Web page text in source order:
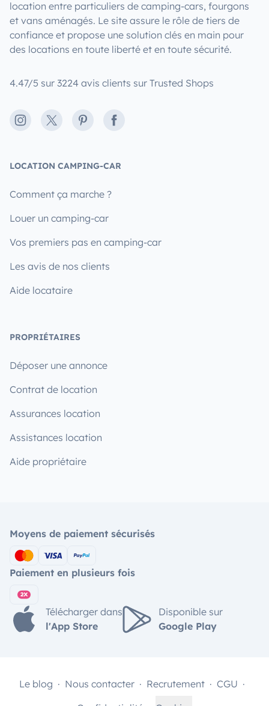
location entre particuliers de camping-cars, fourgons
et vans aménagés. Le site assure le rôle de tiers de
confiance et propose une solution clés en main pour
des locations en toute liberté et en toute sécurité.
4.47/5 sur 3224 avis clients sur Trusted Shops
Instagram
X PinterestFacebook
LOCATION CAMPING-CAR
Comment ça marche ?
Louer un camping-car
Vos premiers pas en camping-car
Les avis de nos clients
Aide locataire
PROPRIÉTAIRES
Déposer une annonce
Contrat de location
Assurances location
Assistances location
Aide propriétaire
Moyens de paiement sécurisés
Paiement en plusieurs fois
Télécharger dans
l'App Store
Disponible sur
Google Play
Le blog Nous contacter Recrutement
CGU